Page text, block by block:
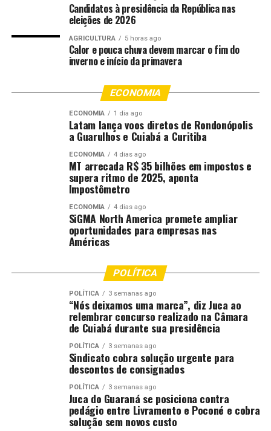
estratégico do trabalho integrado do Cira.
“A Operação De Volta ao Caixa demonstra que o Estado
de Mato Grosso está atuando de forma firme, técnica e
coordenada para impedir que grandes devedores
contumazes se beneficiem de práticas fraudulentas. O
bloqueio assegura que o patrimônio ilícito não
desapareça antes do ressarcimento ao erário,
fortalecendo a justiça fiscal e protegendo a sociedade
mato-grossense.”
Já o promotor de Justiça Washington Eduardo Borrére,
da Promotoria de Crimes contra a Ordem Tributária,
destacou que a integração dos órgãos têm dado
resultados positivos.
“A integração entre os órgãos de investigação,
garantindo maior efetividade na recuperação dos ativos
desviados. Cada instituição traz sua especialidade, e essa
soma de competências é o que possibilita romper
esquemas sofisticados e assegurar que o patrimônio
retorne ao caixa público.”
O Cira-MT é composto pelo Ministério Público Estadual
(MPMT), Procuradoria-Geral do Estado (PGE),
Controladoria-Geral do Estado (CGE), Secretaria de
Estado de Segurança Pública (SesP – MT), Polícia Civil e
Secretaria de Fazenda (Sefaz). As instituições atuam de
forma coordenada e permanente no combate à
Candidatos à presidência da República nas
eleições de 2026
AGRICULTURA 5 horas ago
Calor e pouca chuva devem marcar o fim do
inverno e início da primavera
ECONOMIA
ECONOMIA 1 dia ago
Latam lança voos diretos de Rondonópolis
a Guarulhos e Cuiabá a Curitiba
ECONOMIA 4 dias ago
MT arrecada R$ 35 bilhões em impostos e
supera ritmo de 2025, aponta
Impostômetro
ECONOMIA 4 dias ago
SiGMA North America promete ampliar
oportunidades para empresas nas
Américas
POLÍTICA
POLÍTICA 3 semanas ago
“Nós deixamos uma marca”, diz Juca ao
relembrar concurso realizado na Câmara
de Cuiabá durante sua presidência
POLÍTICA 3 semanas ago
Sindicato cobra solução urgente para
descontos de consignados
POLÍTICA 3 semanas ago
Juca do Guaraná se posiciona contra
pedágio entre Livramento e Poconé e cobra
solução sem novos custo